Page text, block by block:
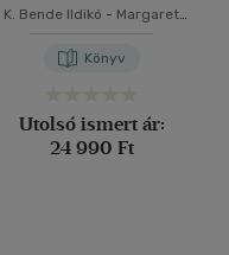
K. Bende Ildikó - Margaret
Könyv
Utolsó ismert ár:
24 990 Ft